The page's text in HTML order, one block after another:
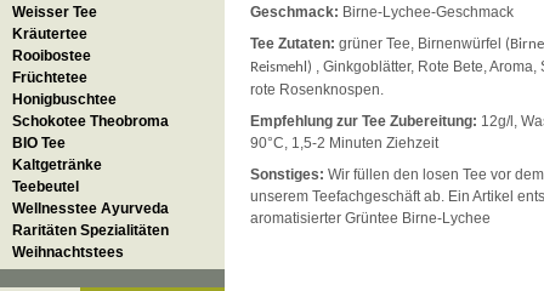
Weisser Tee
Kräutertee
Rooibostee
Früchtetee
Honigbuschtee
Schokotee Theobroma
BIO Tee
Kaltgetränke
Teebeutel
Wellnesstee Ayurveda
Raritäten Spezialitäten
Weihnachtstees
Geschmack: Birne-Lychee-Geschmack
Tee Zutaten: grüner Tee, Birnenwürfel
Reismehl) , Ginkgoblätter, Rote Bete,
rote Rosenknospen.
Empfehlung zur Tee Zubereitung: 12g/l,
90°C, 1,5-2 Minuten Ziehzeit
Sonstiges: Wir füllen den losen Tee vor
unserem Teefachgeschäft ab. Ein Artikel
aromatisierter Grüntee Birne-Lychee